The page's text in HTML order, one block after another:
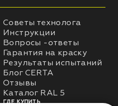
Советы технолога
Инструкции
Вопросы -ответы
Гарантия на краску
Результаты испытаний
Блог CERTA
Отзывы
Каталог RAL 5
ГДЕ КУПИТЬ